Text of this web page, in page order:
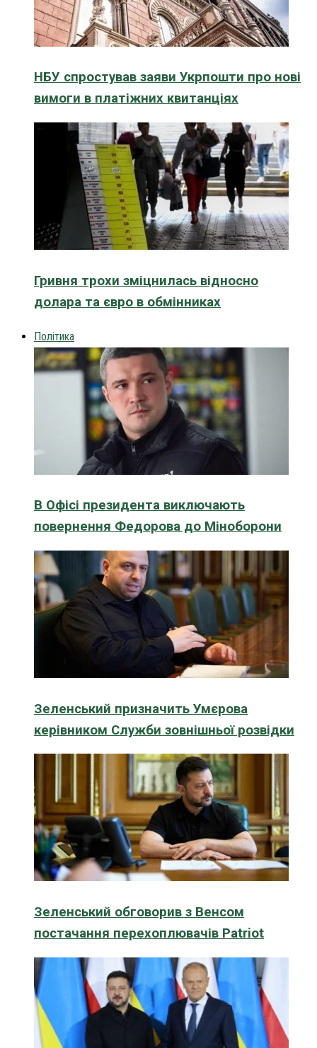
НБУ спростував заяви Укрпошти про нові
вимоги в платіжних квитанціях
Гривня трохи зміцнилась відносно
долара та євро в обмінниках
Політика
В Офісі президента виключають
повернення Федорова до Міноборони
Зеленський призначить Умєрова
керівником Служби зовнішньої розвідки
Зеленський обговорив з Венсом
постачання перехоплювачів Patriot